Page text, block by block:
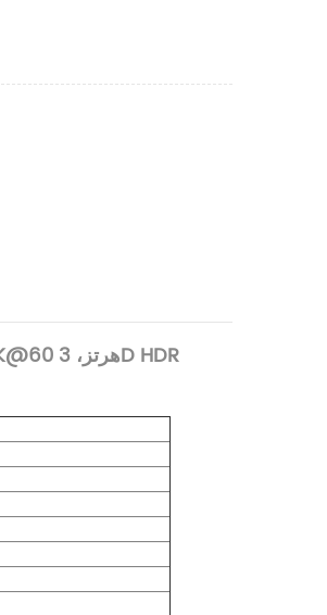
تلفزيون فيديو عالي الدقة من DTECH ذكر إلى ذكر مطلي بالذهب، كابل Hdmi 8K@60 هرتز، 3D HDR